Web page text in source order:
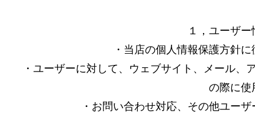
１，ユーザ
・当店の個人情報保護方針
・ユーザーに対して、ウェブサイト、メール
の際に使
・お問い合わせ対応、その他ユー